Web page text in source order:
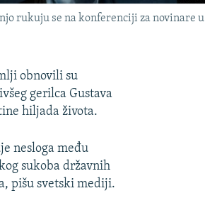
rukuju se na konferenciji za novinare u
obnovili su
gerilca Gustava
hiljada života.
nesloga među
sukoba državnih
pišu svetski mediji.